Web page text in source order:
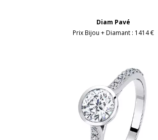
Diam Pavé
Prix Bijou + Diamant : 1414 €